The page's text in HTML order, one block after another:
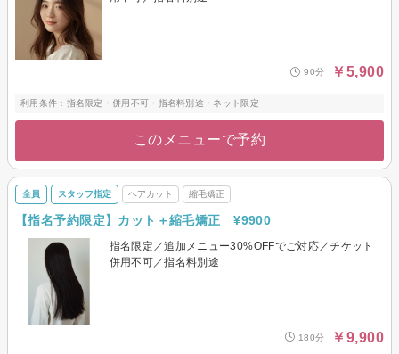
90分 ￥5,900
利用条件：指名限定・併用不可・指名料別途・ネット限定
このメニューで予約
全員 スタッフ指定 ヘアカット 縮毛矯正
【指名予約限定】カット＋縮毛矯正 ¥9900
指名限定／追加メニュー30%OFFでご対応／チケット
併用不可／指名料別途
180分 ￥9,900